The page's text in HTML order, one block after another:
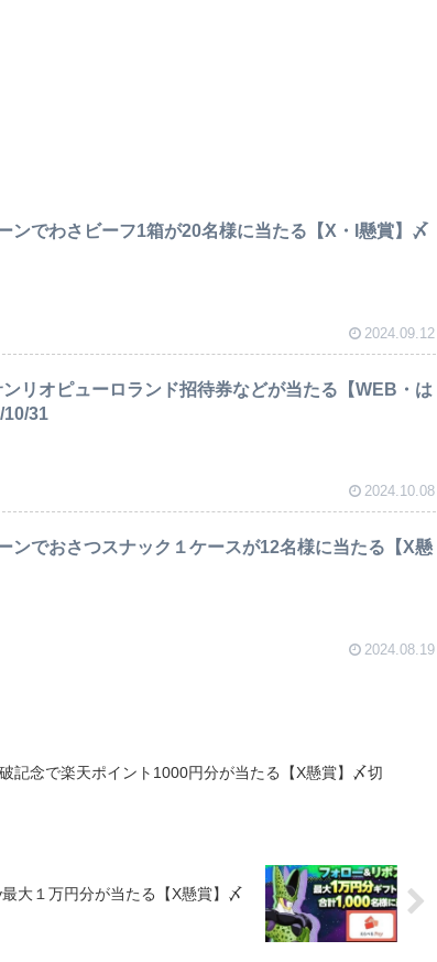
ンでわさビーフ1箱が20名様に当たる【X・I懸賞】〆
2024.09.12
リオピューロランド招待券などが当たる【WEB・は
31
2024.10.08
ンでおさつスナック１ケースが12名様に当たる【X懸
2024.08.19
記念で楽天ポイント1000円分が当たる【X懸賞】〆切
大１万円分が当たる【X懸賞】〆